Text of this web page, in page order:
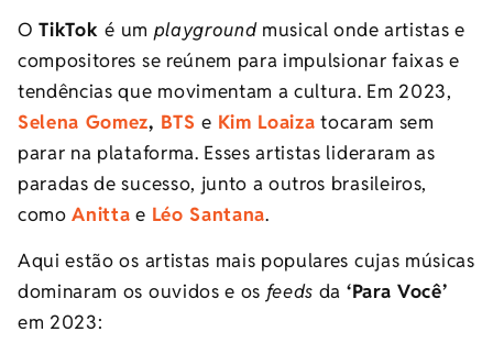
OTikToké um playgroundmusical onde artistas e
compositores se reúnem para impulsionar faixas e
tendências que movimentam a cultura. Em 2023,
Selena Gomez, BTSe Kim Loaiza tocaram sem
parar na plataforma. Esses artistas lideraram as
paradas de sucesso, junto a outros brasileiros,
comoAnitta e Léo Santana.
Aqui estão os artistas mais populares cujas músicas
dominaram os ouvidos e os feeds da ‘Para Você’
em 2023: